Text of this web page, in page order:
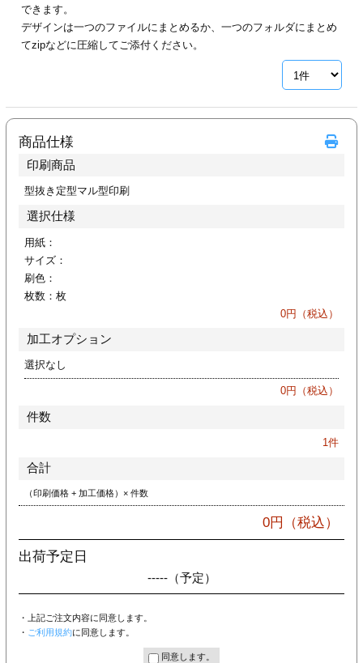
印刷
リーブ印刷
加工
フォルダー
ァイル印刷
リーブ
できます。
デザインは一つのファイルにまとめるか、一つのフォルダにまとめ
てzipなどに圧縮してご添付ください。
商品仕様
印刷商品
型抜き定型マル型印刷
選択仕様
用紙：
サイズ：
刷色：
枚数： 枚
0円（税込）
加工オプション
選択なし
0円（税込）
件数
1件
合計
（印刷価格 + 加工価格）× 件数
0円（税込）
出荷予定日
-----（予定）
・上記ご注文内容に同意します。
・ ご利用規約に同意します。
同意します。